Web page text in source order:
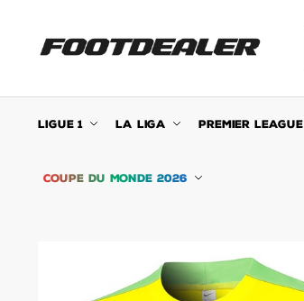
navigation
content
LIGUE 1 LA LIGA PREMIER LEAGUE
COUPE DU MONDE 2026